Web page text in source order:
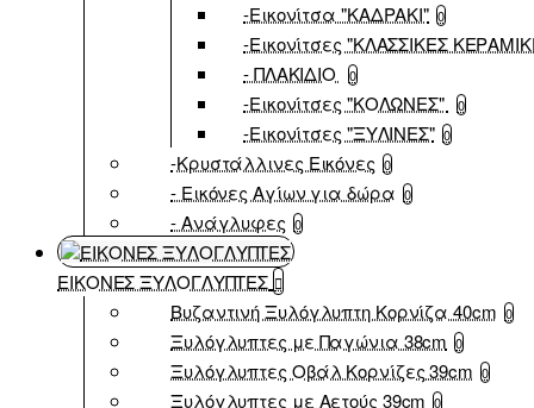
-Εικονίτσα "ΚΑΔΡΑΚΙ" 0
-Εικονίτσες "ΚΛΑΣΣΙΚΕΣ
- ΠΛΑΚΙΔΙΟ
0
-Εικονίτσες "ΚΟΛΩΝΕΣ" 0
-Εικονίτσες "ΞΥΛΙΝΕΣ" 0
-Κρυστάλλινες Εικόνες 0
- Εικόνες Αγίων για δώρα 0
- Ανάγλυφες 0
ΕΙΚΟΝΕΣ ΞΥΛΟΓΛΥΠΤΕΣ
Βυζαντινή Ξυλόγλυπτη Κορνίζα 40cm 0
Ξυλόγλυπτες με Παγώνια 38cm 0
Ξυλόγλυπτες Οβάλ Κορνίζες 39cm 0
Ξυλόγλυπτες με Αετούς 39cm 0